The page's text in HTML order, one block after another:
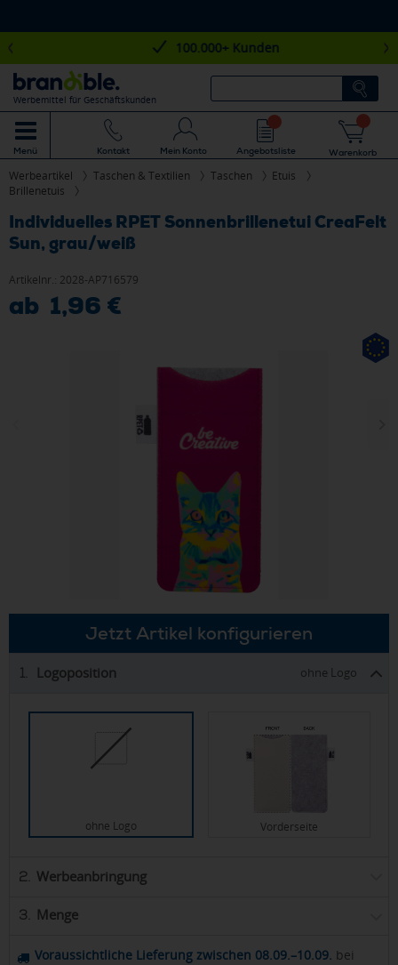
100.000+ Kunden
Werbemittel für Geschäftskunden
Menü Kontakt Mein Konto Angebotsliste Warenkorb
Werbeartikel Taschen & Textilien Taschen
Etuis
Brillenetuis
Individuelles RPET Sonnenbrillenetui CreaFelt
Sun, grau/weiß
Artikelnr.: 2028-AP716579
ab 1,96 €
Jetzt Artikel konfigurieren
1. Logoposition ohne Logo
ohne Logo Vorderseite
2. Werbeanbringung
3. Menge
Voraussichtliche Lieferung zwischen 08.09.–10.09. bei